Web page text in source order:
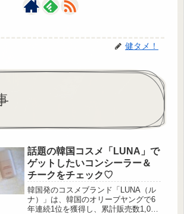
健タメ！
話題の韓国コスメ「LUNA」で
ゲットしたいコンシーラー＆
チークをチェック♡
韓国発のコスメブランド「LUNA（ル
ナ）」は、韓国のオリーブヤングで6
年連続1位を獲得し、累計販売数1,000